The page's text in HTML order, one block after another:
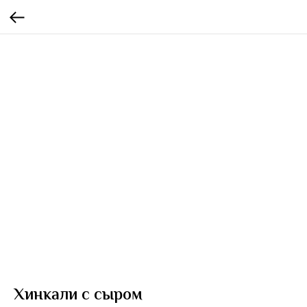
Хинкали с сыром